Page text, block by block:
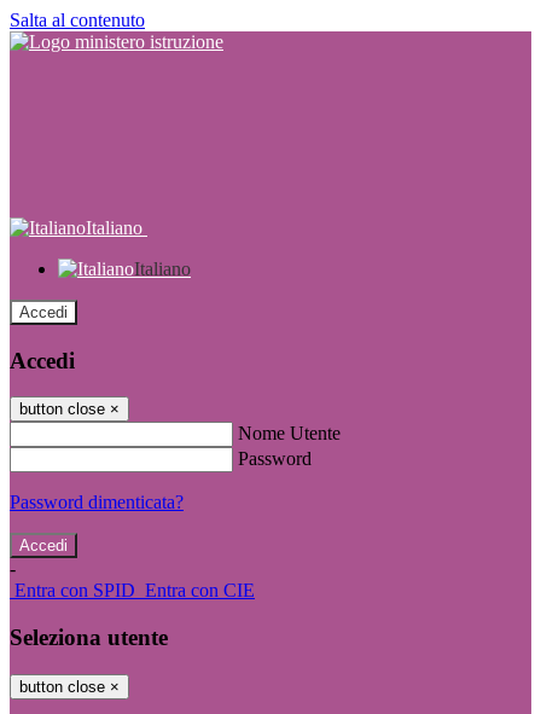
Salta al contenuto
Italiano
Italiano
Accedi
Accedi
button close ×
Nome Utente
Password
Password dimenticata?
-
Entra con SPID Entra con CIE
Seleziona utente
button close ×